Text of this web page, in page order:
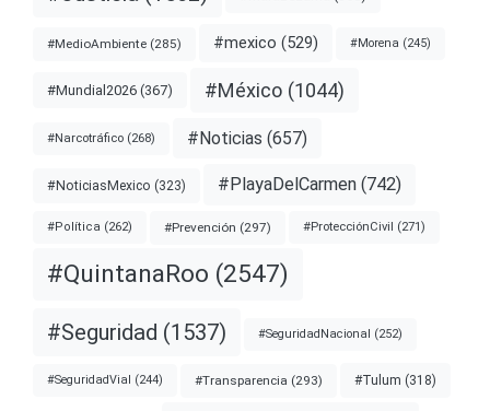
#MedioAmbiente (285) #mexico (529) #Morena (245)
#Mundial2026 (367) #México (1044)
#Narcotráfico (268) #Noticias (657)
#NoticiasMexico (323) #PlayaDelCarmen (742)
#Política (262) #Prevención (297) #ProtecciónCivil (271)
#QuintanaRoo (2547)
#Seguridad (1537) #SeguridadNacional (252)
#SeguridadVial (244) #Transparencia (293) #Tulum (318)